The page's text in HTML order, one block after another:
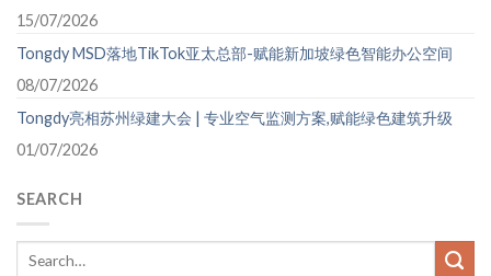
15/07/2026
Tongdy MSD落地TikTok亚太总部-赋能新加坡绿色智能办公空间
08/07/2026
Tongdy亮相苏州绿建大会 | 专业空气监测方案,赋能绿色建筑升级
01/07/2026
SEARCH